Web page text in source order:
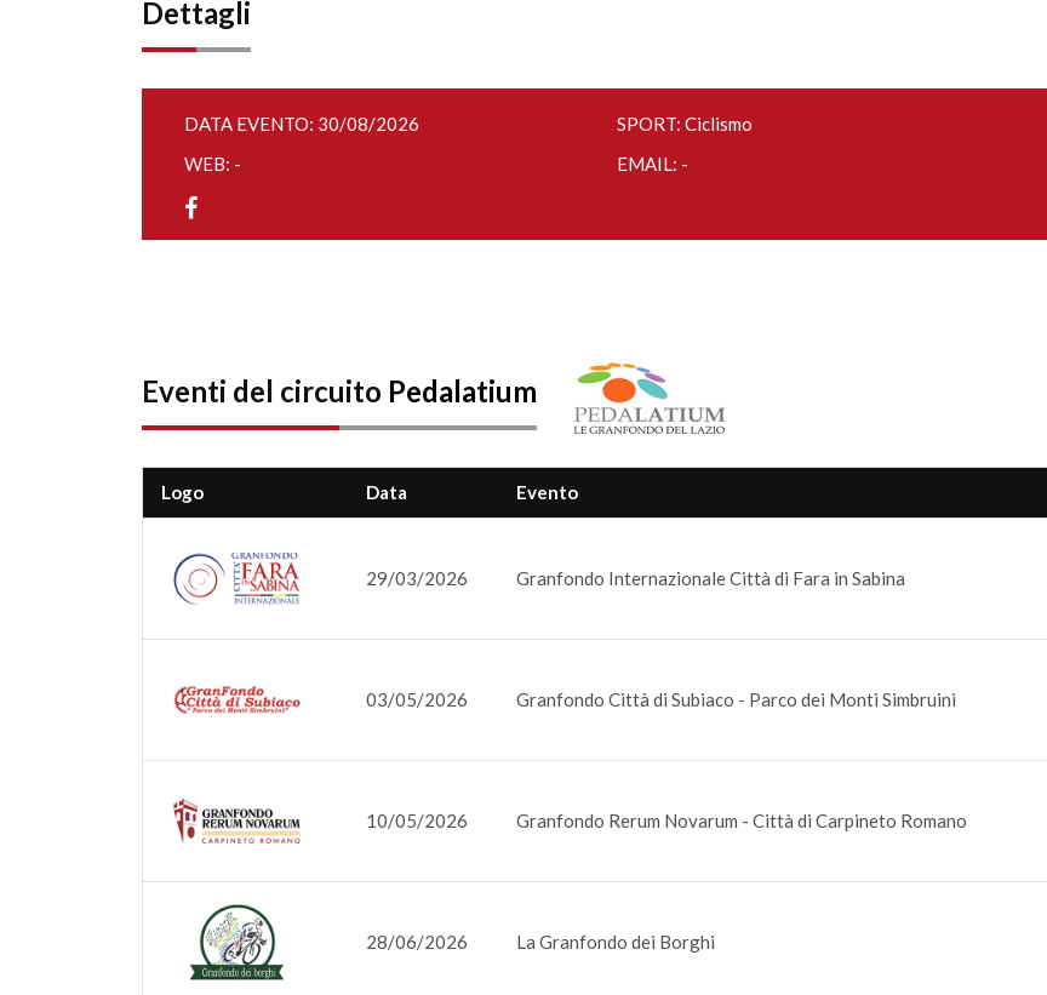
Dettagli
DATA EVENTO: 30/08/2026 SPORT: Ciclismo
WEB: -
EMAIL: -
Eventi del circuito Pedalatium
Logo Data Evento
29/03/2026 Granfondo Internazionale Città di Fara in Sabina
03/05/2026 Granfondo Città di Subiaco - Parco dei Monti Simbruini
10/05/2026 Granfondo Rerum Novarum - Città di Carpineto Romano
28/06/2026 La Granfondo dei Borghi